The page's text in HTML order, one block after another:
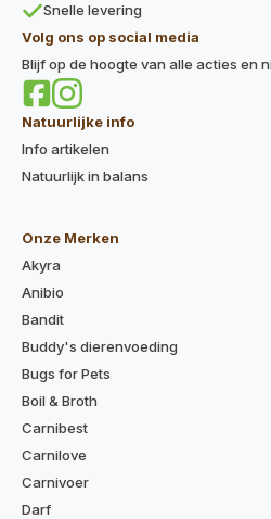
Snelle levering
Volg ons op social media
Blijf op de hoogte van alle acties en
Natuurlijke info
Info artikelen
Natuurlijk in balans
Onze Merken
Akyra
Anibio
Bandit
Buddy's dierenvoeding
Bugs for Pets
Boil & Broth
Carnibest
Carnilove
Carnivoer
Darf